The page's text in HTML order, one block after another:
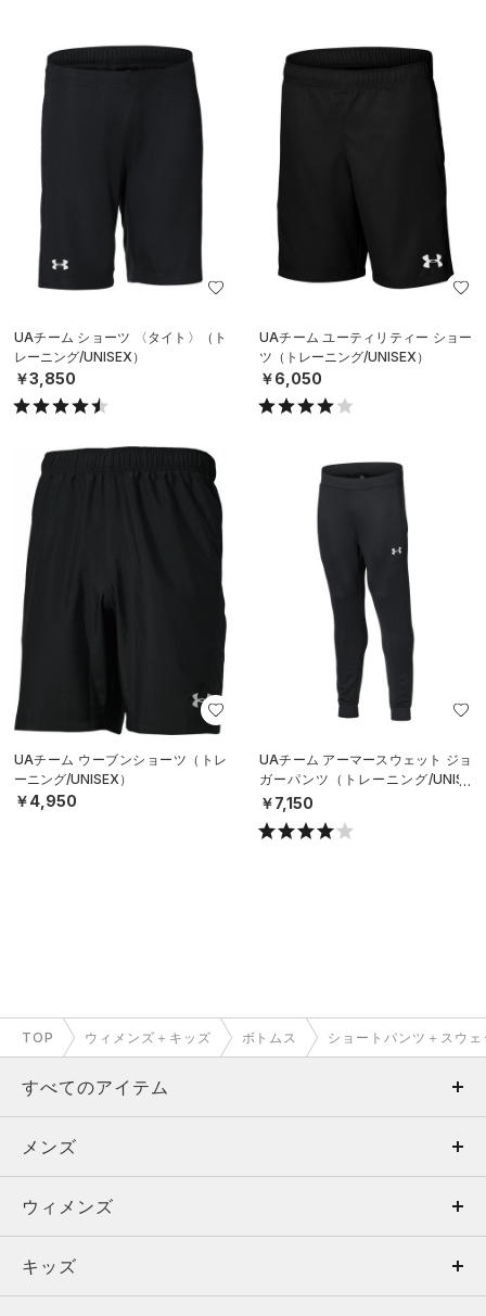
UAチーム ショーツ 〈タイト〉（ト
レーニング/UNISEX）
￥3,850
UAチーム ユーティリティー ショー
ツ（トレーニング/UNISEX）
￥6,050
UAチーム ウーブンショーツ（トレ
ーニング/UNISEX）
￥4,950
UAチーム アーマースウェット ジョ
ガーパンツ（トレーニング/UNISE
X）
￥7,150
TOP ウィメンズ＋キッズ ボトムス ショートパンツ＋スウ
すべてのアイテム
メンズ
ウィメンズ
キッズ
メンズ
トップス
ボトムス
ウィメンズ
トップス
キッズ